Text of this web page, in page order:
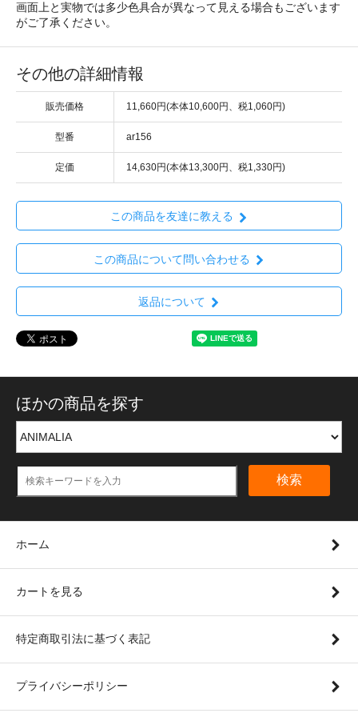
画面上と実物では多少色具合が異なって見える場合もございます
がご了承ください。
その他の詳細情報
販売価格 11,660円(本体10,600円、税1,060円)
型番 ar156
定価 14,630円(本体13,300円、税1,330円)
この商品を友達に教える
この商品について問い合わせる
返品について
ほかの商品を探す
検索
ホーム
カートを見る
特定商取引法に基づく表記
プライバシーポリシー